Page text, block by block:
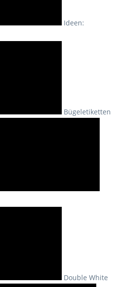
Ideen:
Bügeletiketten
Double White